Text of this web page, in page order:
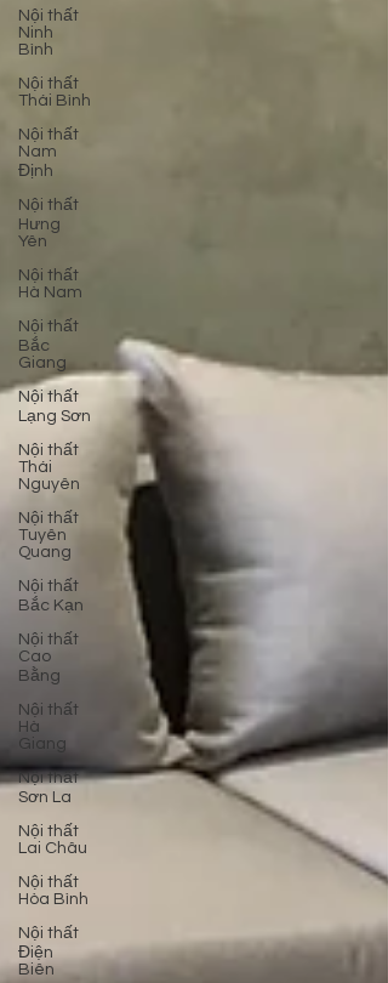
Nội thất
Ninh
Bình
Nội thất
Thái Bình
Nội thất
Nam
Định
Nội thất
Hưng
Yên
Nội thất
Hà Nam
Nội thất
Bắc
Giang
Nội thất
Lạng Sơn
Nội thất
Thái
Nguyên
Nội thất
Tuyên
Quang
Nội thất
Bắc Kạn
Nội thất
Cao
Bằng
Nội thất
Hà
Giang
Nội thất
Sơn La
Nội thất
Lai Châu
Nội thất
Hòa Bình
Nội thất
Điện
Biên